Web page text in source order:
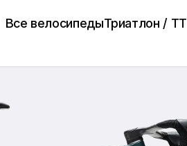
Все велосипедыТриатлон / TT